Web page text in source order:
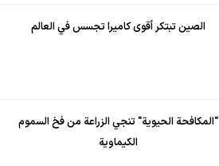
الصين تبتكر أقوى كاميرا تجسس في العالم
"المكافحة الحيوية" تنجي الزراعة من فخ السموم
الكيماوية